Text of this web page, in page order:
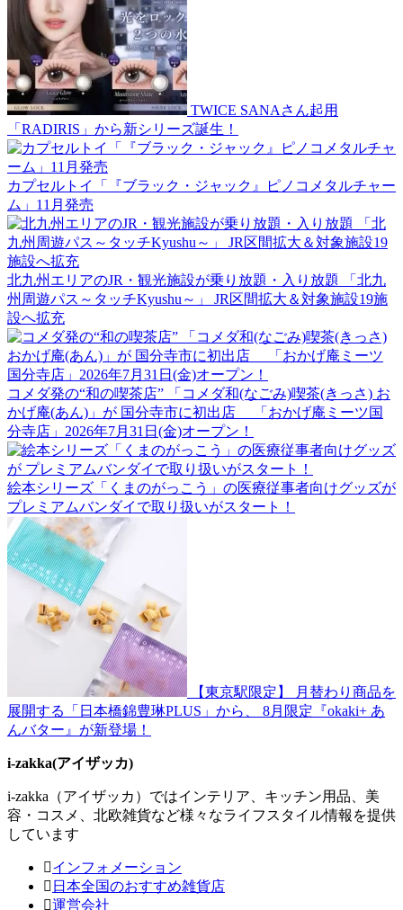
TWICE SANAさん起用
「RADIRIS」から新シリーズ誕生！
カプセルトイ「『ブラック・ジャック』ピノコメタルチャー
ム」11月発売
北九州エリアのJR・観光施設が乗り放題・入り放題 「北九
州周遊パス～タッチKyushu～」 JR区間拡大＆対象施設19施
設へ拡充
コメダ発の“和の喫茶店” 「コメダ和(なごみ)喫茶(きっさ) お
かげ庵(あん)」が 国分寺市に初出店 「おかげ庵ミーツ国
分寺店」2026年7月31日(金)オープン！
絵本シリーズ「くまのがっこう」の医療従事者向けグッズが
プレミアムバンダイで取り扱いがスタート！
【東京駅限定】 月替わり商品を
展開する「日本橋錦豊琳PLUS」から、 8月限定『okaki+ あ
んバター』が新登場！
i-zakka(アイザッカ)
i-zakka（アイザッカ）ではインテリア、キッチン用品、美
容・コスメ、北欧雑貨など様々なライフスタイル情報を提供
しています
インフォメーション
日本全国のおすすめ雑貨店
運営会社